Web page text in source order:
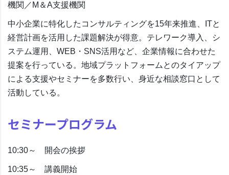
機関／M＆A支援機関
中小企業に特化したコンサルティングを15年来推進、ITと
経営計画を活用した課題解決が得意。テレワーク導入、シ
ステム運用、WEB・SNS活用など、企業情報に合わせた
提案を行っている。地域プラットフォームとのタイアップ
による支援やセミナーを多数行い、身近な相談窓口として
活動している。
セミナープログラム
10:30～ 開会の挨拶
10:35～ 講義開始